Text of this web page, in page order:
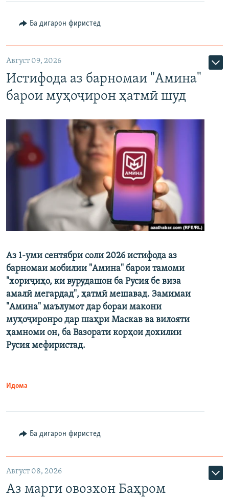
Ба дигарон фиристед
Август 09, 2026
Истифода аз барномаи "Амина"
барои муҳоҷирон ҳатмӣ шуд
Аз 1-уми сентябри соли 2026 истифода аз
барномаи мобилии "Амина" барои тамоми
"хориҷиҳо, ки вурудашон ба Русия бе виза
амалӣ мегардад", ҳатмӣ мешавад. Замимаи
"Амина" маълумот дар бораи макони
муҳоҷиронро дар шаҳри Маскав ва вилояти
ҳамноми он, ба Вазорати корҳои дохилии
Русия мефиристад.
Идома
Ба дигарон фиристед
Август 08, 2026
Аз марги овозхон Баҳром